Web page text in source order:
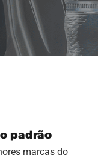
padrão
marcas do